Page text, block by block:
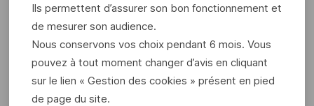
Pour faire votre choix, vous recevrez un courrier, appelé
"avis d'option", vous indiquant les différentes options de
placement. En général, vous disposez de 15 jours minimum
pour y répondre.
Vous pouvez décider de percevoir la totalité ou une partie
Ils permettent d’assurer son bon fonctionnement et
de mesurer son audience.
Nous conservons vos choix pendant 6 mois. Vous
pouvez à tout moment changer d’avis en cliquant
sur le lien « Gestion des cookies » présent en pied
de page du site.